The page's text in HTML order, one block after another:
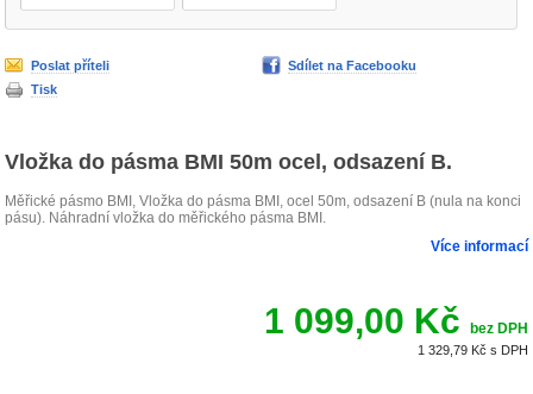
Poslat příteli
Sdílet na Facebooku
Tisk
Vložka do pásma BMI 50m ocel, odsazení B.
Měřické pásmo BMI, Vložka do pásma BMI, ocel 50m, odsazení B (nula na konci
pásu). Náhradní vložka do měřického pásma BMI.
Více informací
1 099,00 Kč bez DPH
1 329,79 Kč s DPH